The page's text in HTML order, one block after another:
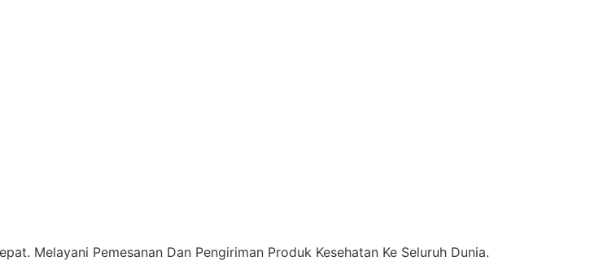
Melayani Pemesanan Dan Pengiriman Produk Kesehatan Ke Seluruh Dunia.